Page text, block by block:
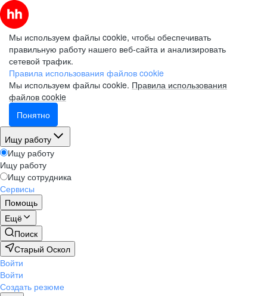
Мы используем файлы cookie, чтобы обеспечивать
правильную работу нашего веб-сайта и анализировать
сетевой трафик.
Правила использования файлов cookie
Мы используем файлы cookie. Правила использования
файлов cookie
Понятно
Ищу работу
Ищу работу
Ищу работу
Ищу сотрудника
Сервисы
Помощь
Ещё
Поиск
Старый Оскол
Войти
Войти
Создать резюме